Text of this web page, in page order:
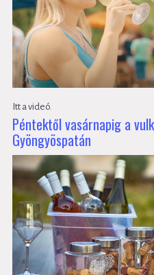
Itt a videó.
Péntektől vasárnapig a
Gyöngyöspatán